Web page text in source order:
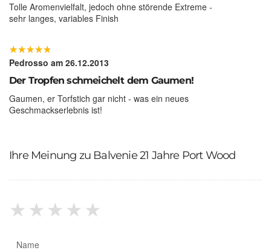
Tolle Aromenvielfalt, jedoch ohne störende Extreme -
sehr langes, variables Finish
★★★★★
★★★★★
Pedrosso am 26.12.2013
Der Tropfen schmeichelt dem Gaumen!
Gaumen, er Torfstich gar nicht - was ein neues
Geschmackserlebnis ist!
Ihre Meinung zu Balvenie 21 Jahre Port Wood
★★★★★